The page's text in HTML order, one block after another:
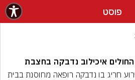
פוסט
איכילוב נדבקה בחצבת
משרד הבריאות מעדכן על אירוע חריג בו נדבקה רופאה מחוסנת בבית